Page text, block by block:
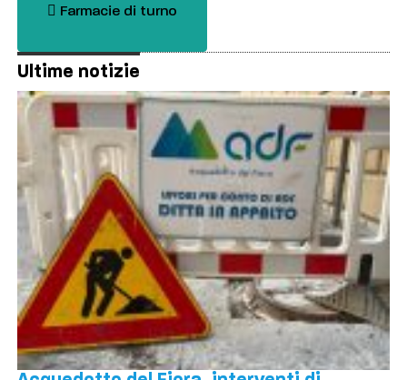
Farmacie di turno
Ultime notizie